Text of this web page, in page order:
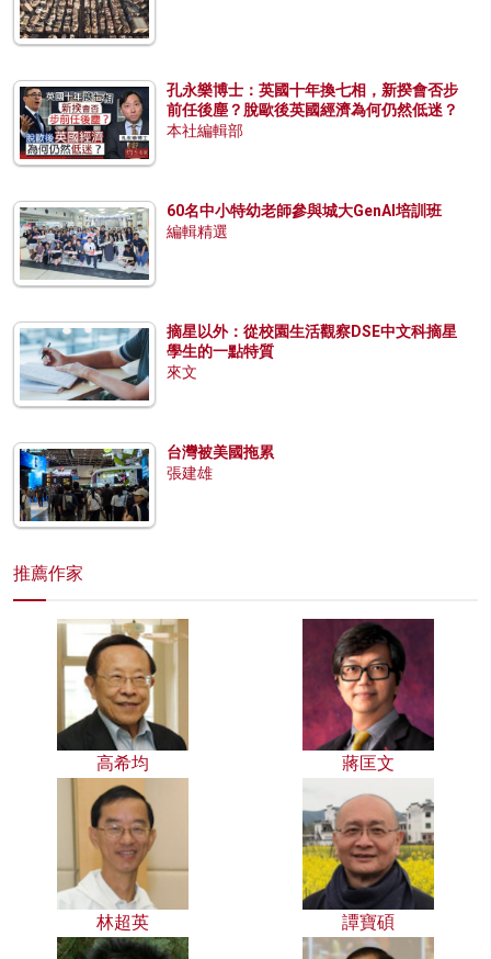
孔永樂博士：英國十年換七相，新揆會否步
前任後塵？脫歐後英國經濟為何仍然低迷？
本社編輯部
60名中小特幼老師參與城大GenAI培訓班
編輯精選
摘星以外：從校園生活觀察DSE中文科摘星
學生的一點特質
來文
台灣被美國拖累
張建雄
推薦作家
高希均 蔣匡文
林超英 譚寶碩